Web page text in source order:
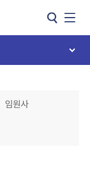
임원사